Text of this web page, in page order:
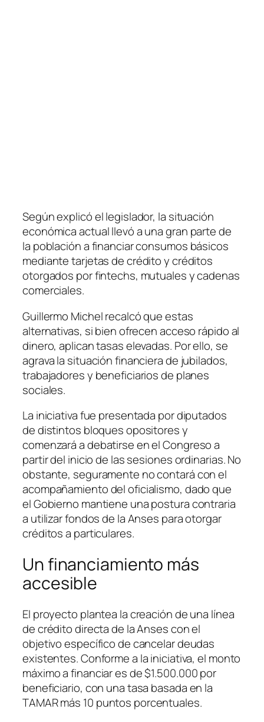
Según explicó el legislador, la situación
económica actual llevó a una gran parte de
la población a financiar consumos básicos
mediante tarjetas de crédito y créditos
otorgados por fintechs, mutuales y cadenas
comerciales.
Guillermo Michel recalcó que estas
alternativas, si bien ofrecen acceso rápido al
dinero, aplican tasas elevadas. Por ello, se
agrava la situación financiera de jubilados,
trabajadores y beneficiarios de planes
sociales.
La iniciativa fue presentada por diputados
de distintos bloques opositores y
comenzará a debatirse en el Congreso a
partir del inicio de las sesiones ordinarias. No
obstante, seguramente no contará con el
acompañamiento del oficialismo, dado que
el Gobierno mantiene una postura contraria
a utilizar fondos de la Anses para otorgar
créditos a particulares.
Un financiamiento más
accesible
El proyecto plantea la creación de una línea
de crédito directa de la Anses con el
objetivo específico de cancelar deudas
existentes. Conforme a la iniciativa, el monto
máximo a financiar es de $1.500.000 por
beneficiario, con una tasa basada en la
TAMAR más 10 puntos porcentuales.